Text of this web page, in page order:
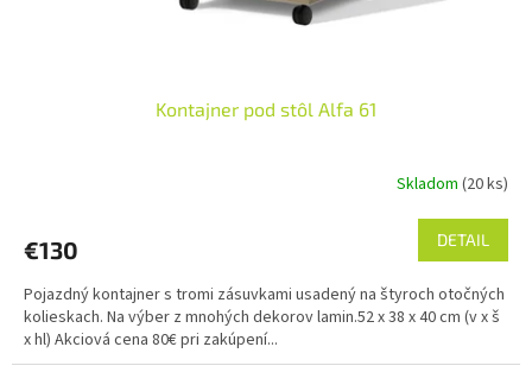
Kontajner pod stôl Alfa 61
Skladom (20 ks)
€130 DETAIL
Pojazdný kontajner s tromi zásuvkami usadený na štyroch otočných
kolieskach. Na výber z mnohých dekorov lamin.52 x 38 x 40 cm (v x š
x hl) Akciová cena 80€ pri zakúpení...